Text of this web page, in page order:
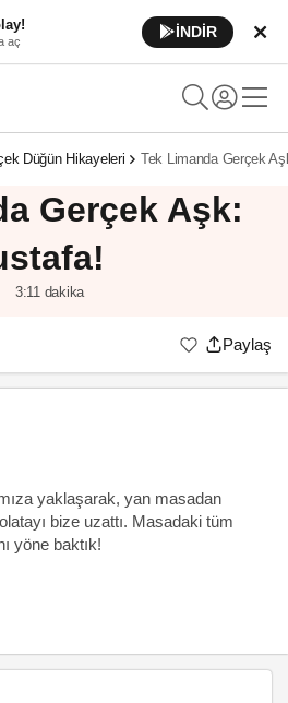
aç
İNDİR
Düğün Hikayeleri Tek Limanda Gerçek
Gerçek Aşk:
3:11 dakika
Paylaş
yaklaşarak, yan masadan
bize uzattı. Masadaki tüm
yöne baktık!